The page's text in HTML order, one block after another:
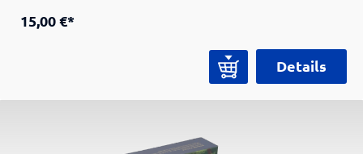
Handschutz eines Samurai-Schwertes, verbindet
die Kette historisches Design mit modernem
Schmuck. Das zentrale Element trägt das Samurai
Fans japanischer Kultur macht.
15,00 €*
Details